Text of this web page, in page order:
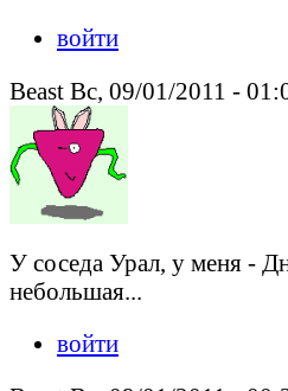
войти
Beast Вс, 09/01/2011 -
У соседа Урал, у меня -
небольшая...
войти